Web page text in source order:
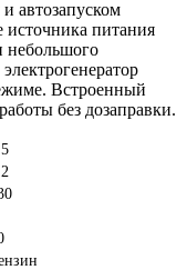
автозапуском
источника питания
небольшого
Встроенный
без дозаправки.